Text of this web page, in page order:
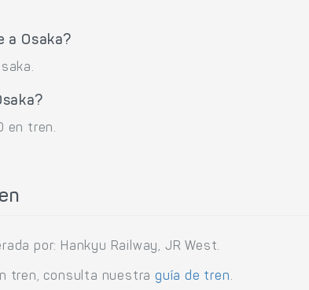
a Osaka?
en tren.
por: Hankyu Railway, JR West.
tren, consulta nuestra guía de tren.